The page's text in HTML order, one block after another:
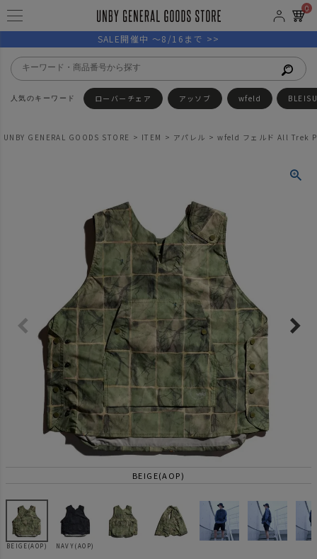
0
SALE開催中 ～8/16まで >>
ローバーチェア アッソブ wfeld
UNBY GENERAL GOODS STORE ITEM アパレル wfeld フェルド All Trek
BEIGE(AOP)
BEIGE(AOP) NAVY(AOP)